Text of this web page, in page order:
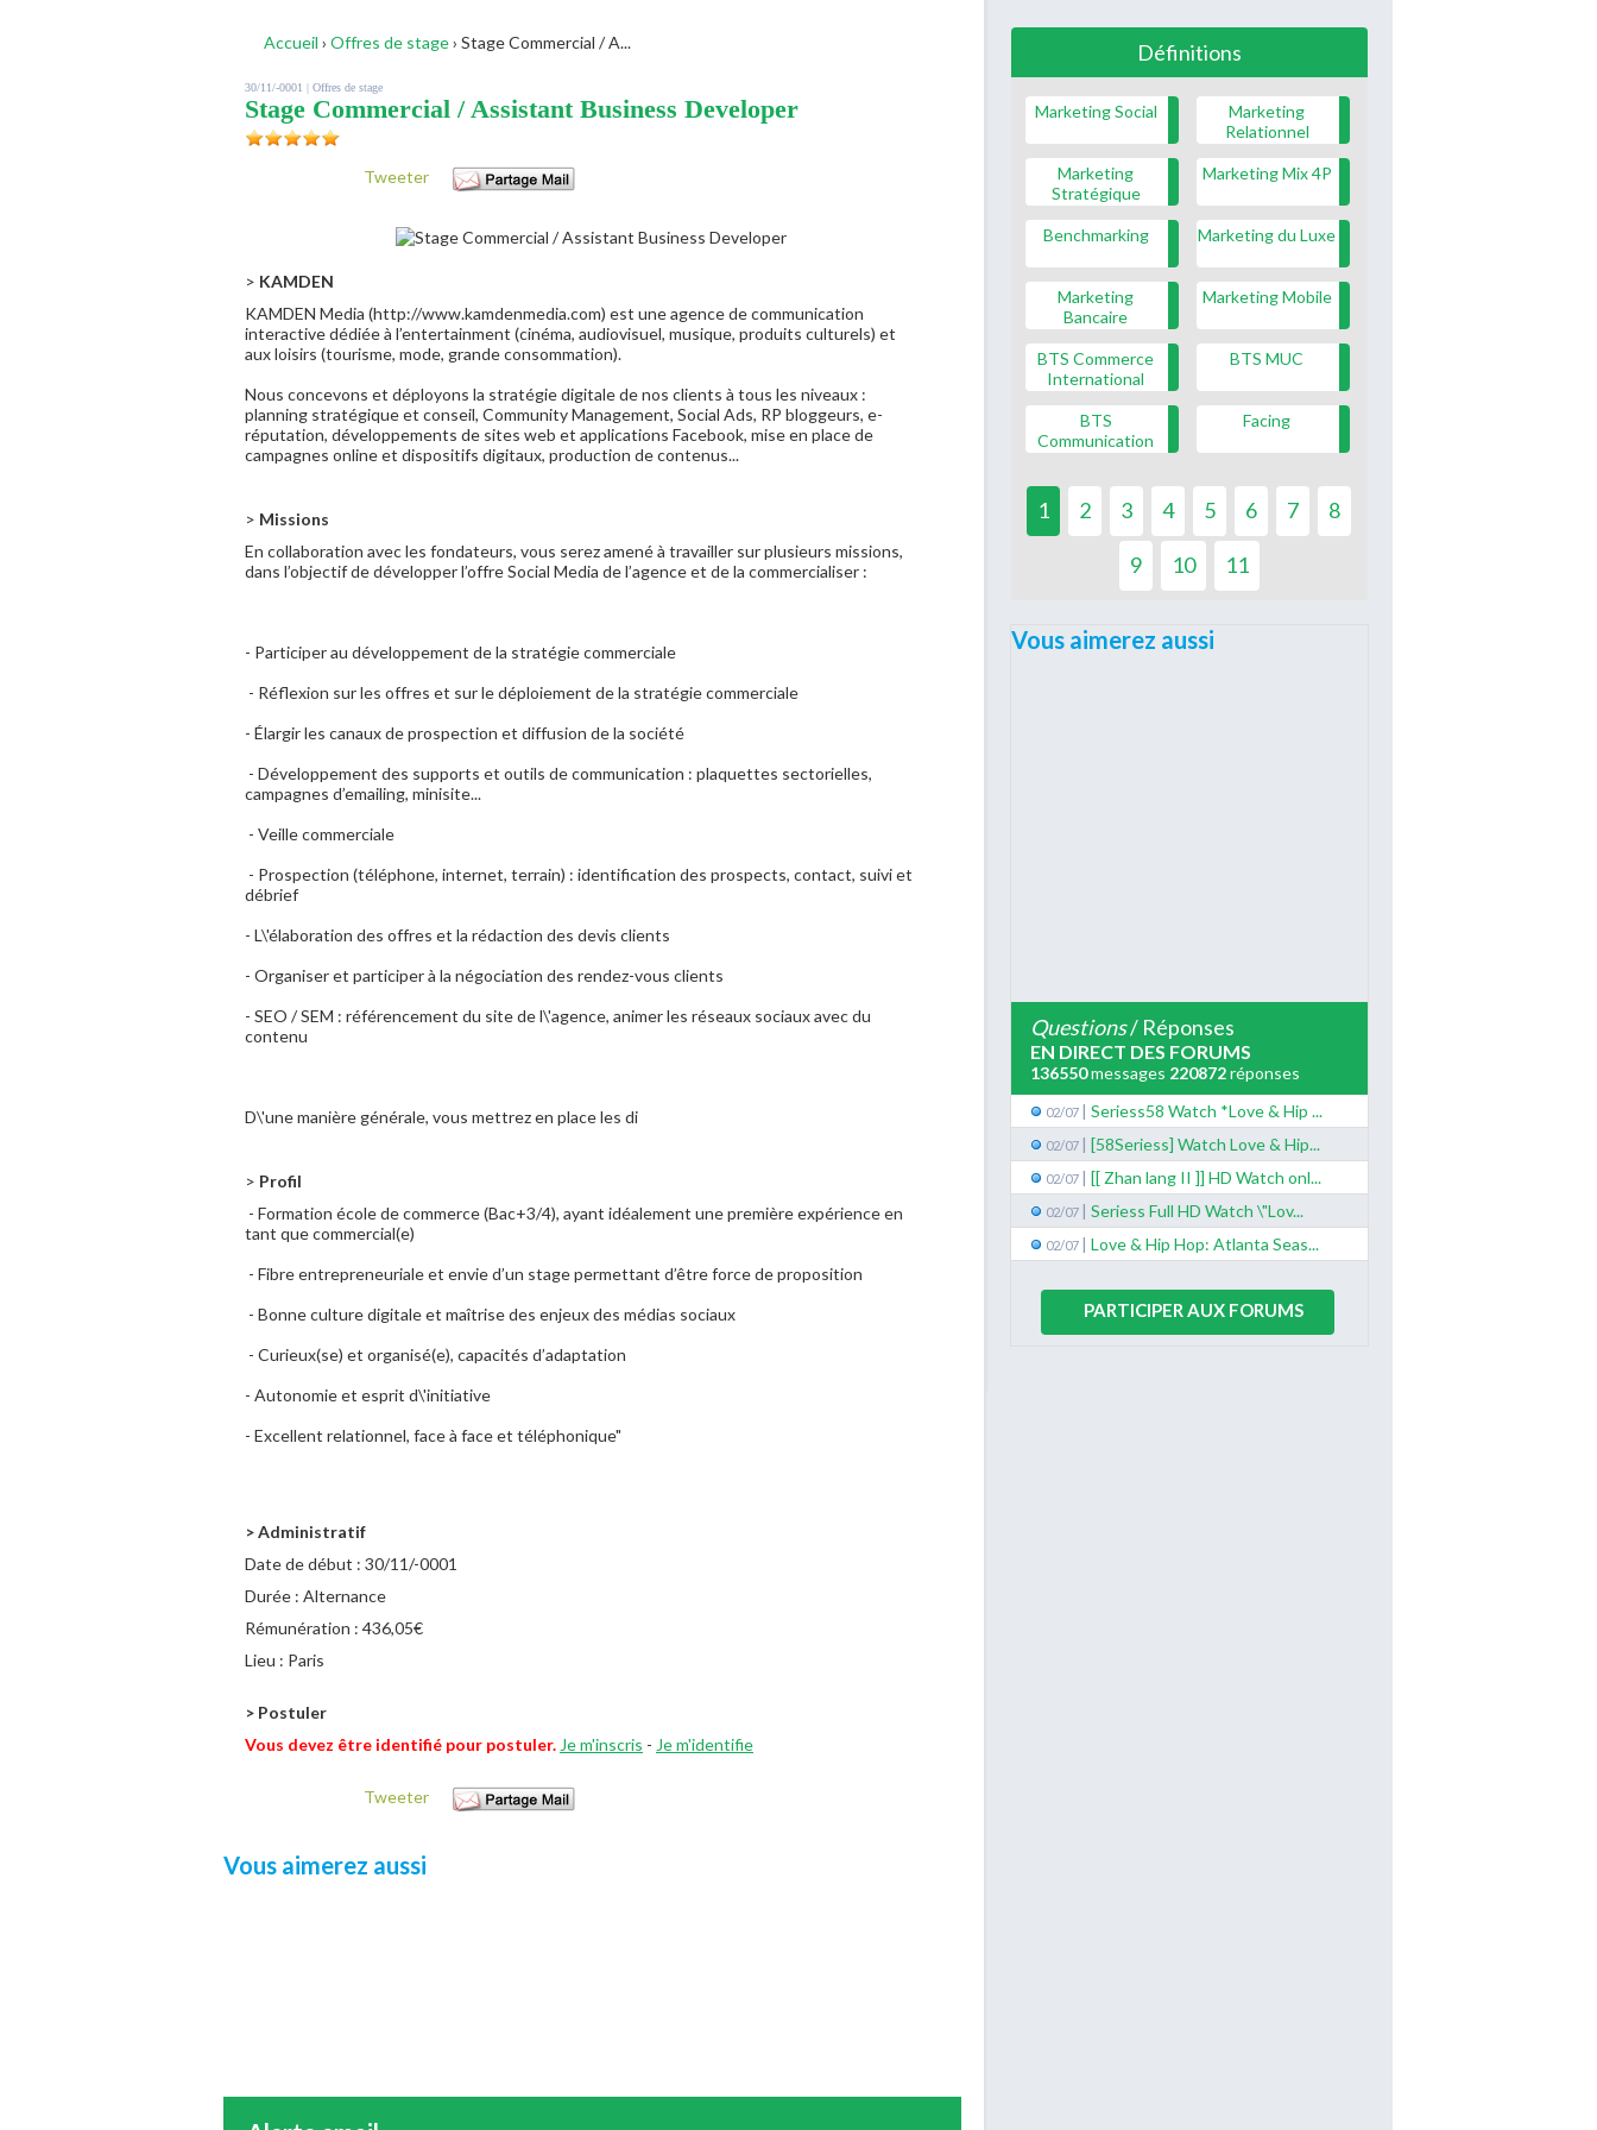
Accueil › Offres de stage› Stage Commercial / A...
30/11/-0001 | Offres de stage
Stage Commercial / Assistant Business Developer
Tweeter
> KAMDEN
KAMDEN Media (http://www.kamden­media.com) est une agence de communication
interactive dédiée à l’entertainment (cinéma, audiovisuel, musique, produits culturels) et
aux loisirs (tourisme, mode, grande consommation).
Nous concevons et déployons la stratégie digitale de nos clients à tous les niveaux :
planning stratégique et conseil, Community Management, Social Ads, RP bloggeurs, e­
réputation, développements de sites web et applications Facebook, mise en place de
campagnes online et dispositifs digitaux, production de contenus...
> Missions
En collaboration avec les fondateurs, vous serez amené à travailler sur plusieurs missions,
dans l’objectif de développer l’offre Social Media de l’agence et de la commercialiser :
- Participer au développement de la stratégie commerciale
­ - Réflexion sur les offres et sur le déploiement de la stratégie commerciale
- Élargir les canaux de prospection et diffusion de la société
­ - Développement des supports et outils de communication : plaquettes sectorielles,
campagnes d’emailing, mini­site...
­ - Veille commerciale
­ - Prospection (téléphone, internet, terrain) : identification des prospects, contact, suivi et
débrief
- L\'élaboration des offres et la rédaction des devis clients
­- Organiser et participer à la négociation des rendez-vous clients
- SEO / SEM : référencement du site de l\'agence, animer les réseaux sociaux avec du
contenu
D\'une manière générale, vous mettrez en place les di
> Profil
­ - Formation école de commerce (Bac+3/4), ayant idéalement une première expérience en
tant que commercial(e)
­ - Fibre entrepreneuriale et envie d’un stage permettant d’être force de proposition
­ - Bonne culture digitale et maîtrise des enjeux des médias sociaux
­ - Curieux(se) et organisé(e), capacités d’adaptation ­
- Autonomie et esprit d\'initiative
- Excellent relationnel, face à face et téléphonique"
> Administratif
Date de début : 30/11/-0001
Durée : Alternance
Rémunération : 436,05€
Lieu : Paris
> Postuler
Vous devez être identifié pour postuler. Je m'inscris - Je m'identifie
Tweeter
Vous aimerez aussi
Définitions
Marketing Social
Marketing
Relationnel
Marketing
Stratégique
Marketing Mix 4P
Benchmarking Marketing du Luxe
Marketing
Bancaire
Marketing Mobile
BTS Commerce
International
BTS MUC
BTS
Communication
Facing
1 2 3 4 5 6 7 8
9 10 11
Vous aimerez aussi
Questions/ Réponses
EN DIRECT DES FORUMS
136550messages 220872réponses
02/07 | Seriess58 Watch *Love & Hip ...
02/07 | [58Seriess] Watch Love & Hip...
02/07 | [[ Zhan lang II ]] HD Watch onl...
02/07 | Seriess Full HD Watch \"Lov...
02/07 | Love & Hip Hop: Atlanta Seas...
PARTICIPER AUX FORUMS